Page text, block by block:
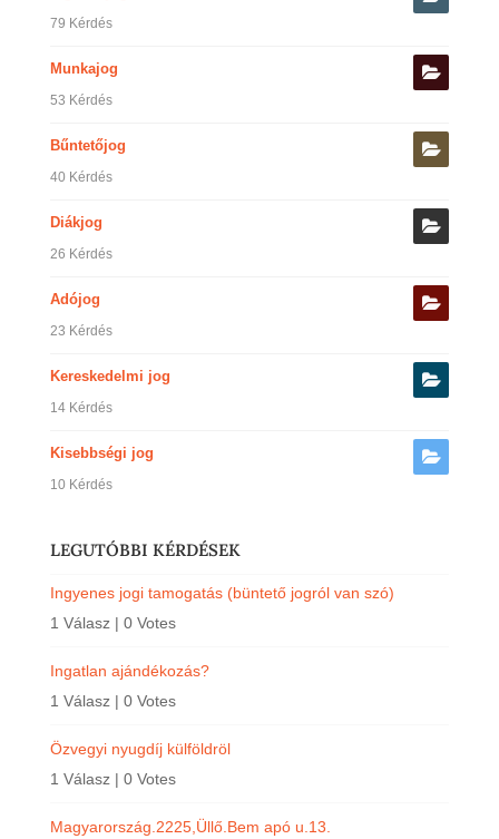
79 Kérdés
Munkajog
53 Kérdés
Bűntetőjog
40 Kérdés
Diákjog
26 Kérdés
Adójog
23 Kérdés
Kereskedelmi jog
14 Kérdés
Kisebbségi jog
10 Kérdés
LEGUTÓBBI KÉRDÉSEK
Ingyenes jogi tamogatás (büntető jogról van szó)
1 Válasz | 0 Votes
Ingatlan ajándékozás?
1 Válasz | 0 Votes
Özvegyi nyugdíj külföldröl
1 Válasz | 0 Votes
Magyarország.2225,Üllő.Bem apó u.13.